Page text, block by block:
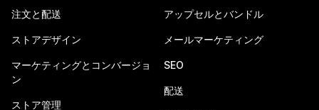
注文と配送
ストアデザイン
マーケティングとコンバージョ
ン
ストア管理
アップセルとバンドル
メールマーケティング
SEO
配送